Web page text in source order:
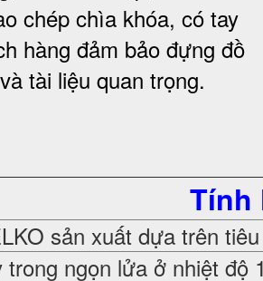
chép chìa khóa, có tay
hàng đảm bảo đựng đồ
tài liệu quan trọng.
Tính
sản xuất dựa trên
trong ngọn lửa ở nhiệt độ